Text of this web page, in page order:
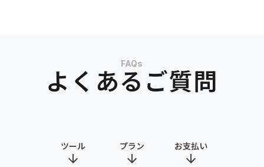
FAQs
よくあるご質問
ツール プラン お支払い